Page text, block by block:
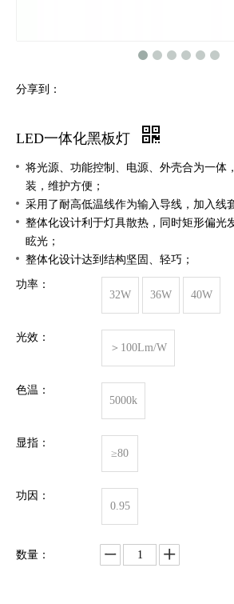
分享到：
LED一体化黑板灯
将光源、功能控制、电源、外壳合为一体
装，维护方便；
采用了耐高低温线作为输入导线，加入线
整体化设计利于灯具散热，同时矩形偏光
眩光；
整体化设计达到结构坚固、轻巧；
功率：
32W
36W 40W
光效：
＞100Lm/W
色温：
5000k
显指：
≥80
功因：
0.95
数量：